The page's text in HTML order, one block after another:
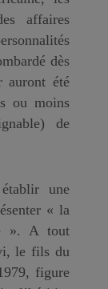
affaires
dès
auront été
ou moins
de
une
« la
». A tout
le fils du
figure